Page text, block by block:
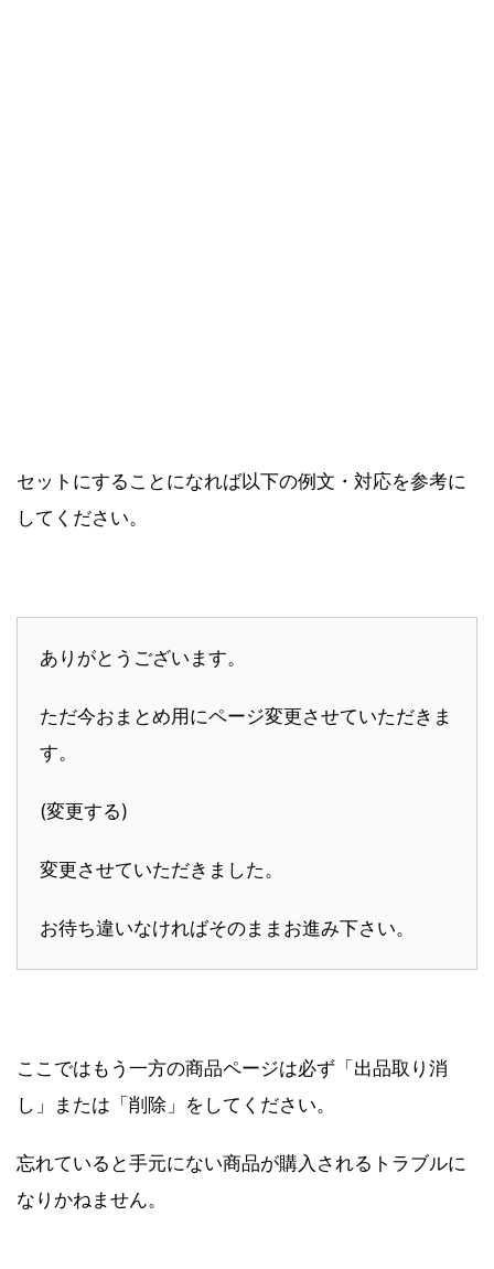
セットにすることになれば以下の例文・対応を参考に
してください。
ありがとうございます。
ただ今おまとめ用にページ変更させていただきま
す。
(変更する)
変更させていただきました。
お待ち違いなければそのままお進み下さい。
ここではもう一方の商品ページは必ず「出品取り消
し」または「削除」をしてください。
忘れていると手元にない商品が購入されるトラブルに
なりかねません。